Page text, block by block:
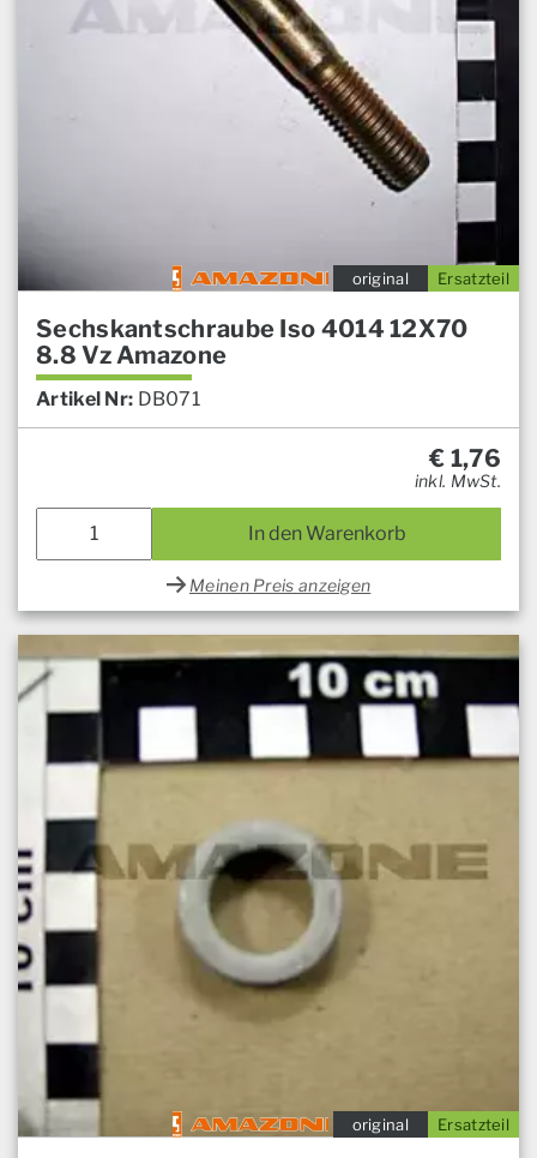
Ersatzteil
original
Sechskantschraube Iso 4014 12X70
8.8 Vz Amazone
Artikel Nr: DB071
€ 1,76
inkl. MwSt.
In den Warenkorb
Meinen Preis anzeigen
Ersatzteil
original